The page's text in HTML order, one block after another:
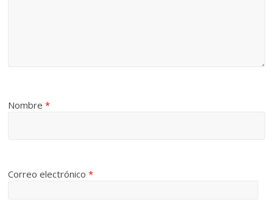
Nombre*
Correo electrónico*